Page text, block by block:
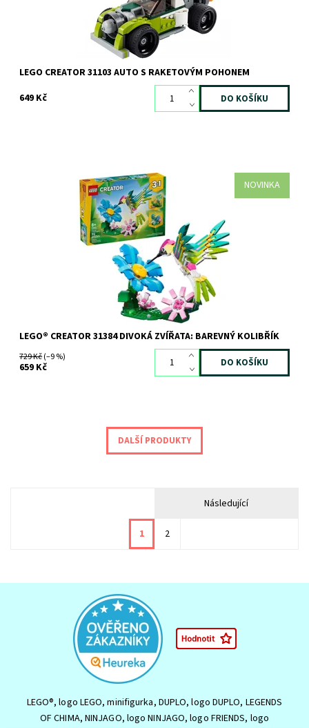
LEGO CREATOR 31103 AUTO S RAKETOVÝM POHONEM
649 Kč
NOVINKA
Malí milovníci zvířat od 8 let si se stavebnicí LEGO® Creator
Divoká zvířata: Barevný kolibřík (31384) užijí hraní na kouzelné
příběhy. Tato...
Skladem3 ks
12713
LEGO® CREATOR 31384 DIVOKÁ ZVÍŘATA: BAREVNÝ KOLIBŘÍK
729 Kč(–9 %)
659 Kč
DALŠÍ PRODUKTY
Následující
1 2
LEGO®, logo LEGO, minifigurka, DUPLO, logo DUPLO, LEGENDS
OF CHIMA, NINJAGO, logo NINJAGO, logo FRIENDS, logo